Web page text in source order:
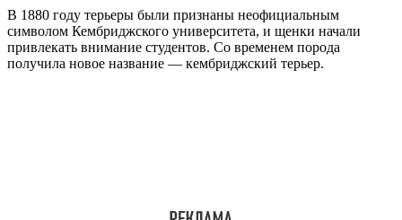
В 1880 году терьеры были признаны неофициальным
символом Кембриджского университета, и щенки начали
привлекать внимание студентов. Со временем порода
получила новое название — кембриджский терьер.